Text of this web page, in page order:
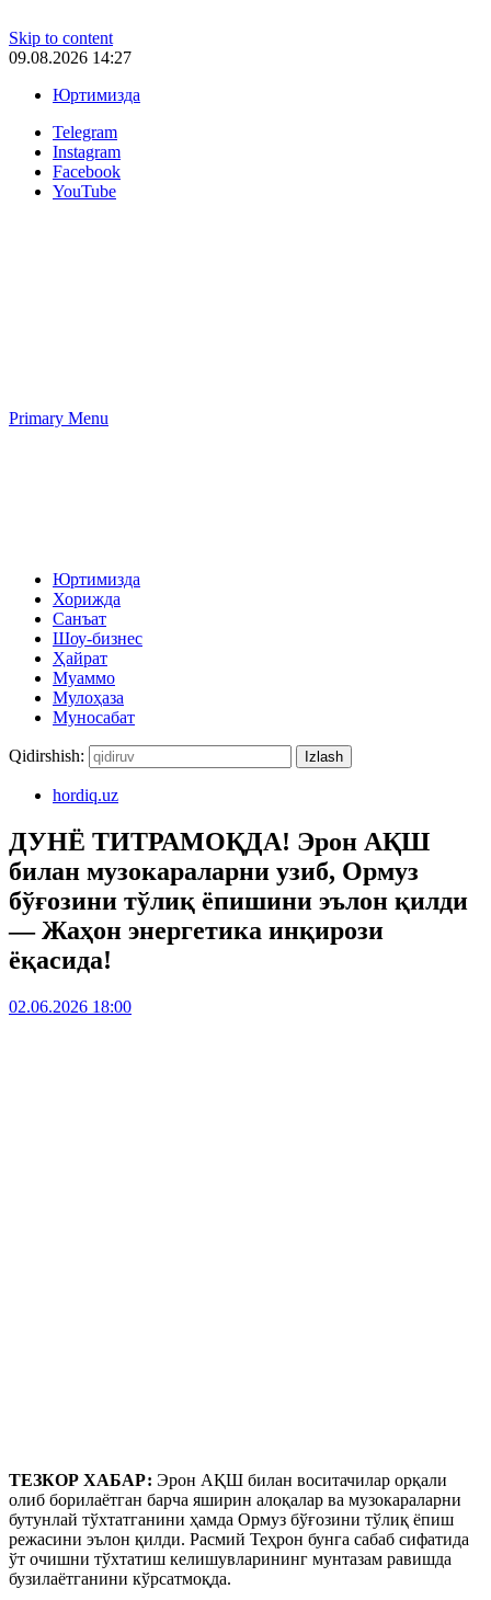
Skip to content
09.08.2026 14:27
Юртимизда
Telegram
Instagram
Facebook
YouTube
Primary Menu
Юртимизда
Хорижда
Санъат
Шоу-бизнес
Ҳайрат
Муаммо
Мулоҳаза
Муносабат
Qidirshish:
hordiq.uz
ДУНЁ ТИТРАМОҚДА! Эрон АҚШ
билан музокараларни узиб, Ормуз
бўғозини тўлиқ ёпишини эълон қилди
— Жаҳон энергетика инқирози
ёқасида!
02.06.2026 18:00
ТЕЗКОР ХАБАР: Эрон АҚШ билан воситачилар орқали
олиб борилаётган барча яширин алоқалар ва музокараларни
бутунлай тўхтатганини ҳамда Ормуз бўғозини тўлиқ ёпиш
режасини эълон қилди. Расмий Теҳрон бунга сабаб сифатида
ўт очишни тўхтатиш келишувларининг мунтазам равишда
бузилаётганини кўрсатмоқда.